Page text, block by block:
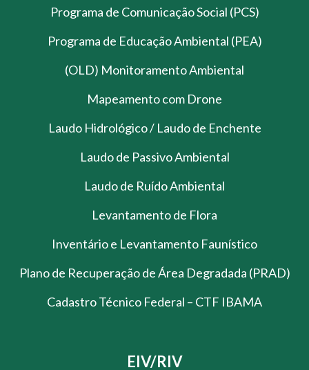
Programa de Comunicação Social (PCS)
Programa de Educação Ambiental (PEA)
(OLD) Monitoramento Ambiental
Mapeamento com Drone
Laudo Hidrológico / Laudo de Enchente
Laudo de Passivo Ambiental
Laudo de Ruído Ambiental
Levantamento de Flora
Inventário e Levantamento Faunístico
Plano de Recuperação de Área Degradada (PRAD)
Cadastro Técnico Federal – CTF IBAMA
EIV/RIV